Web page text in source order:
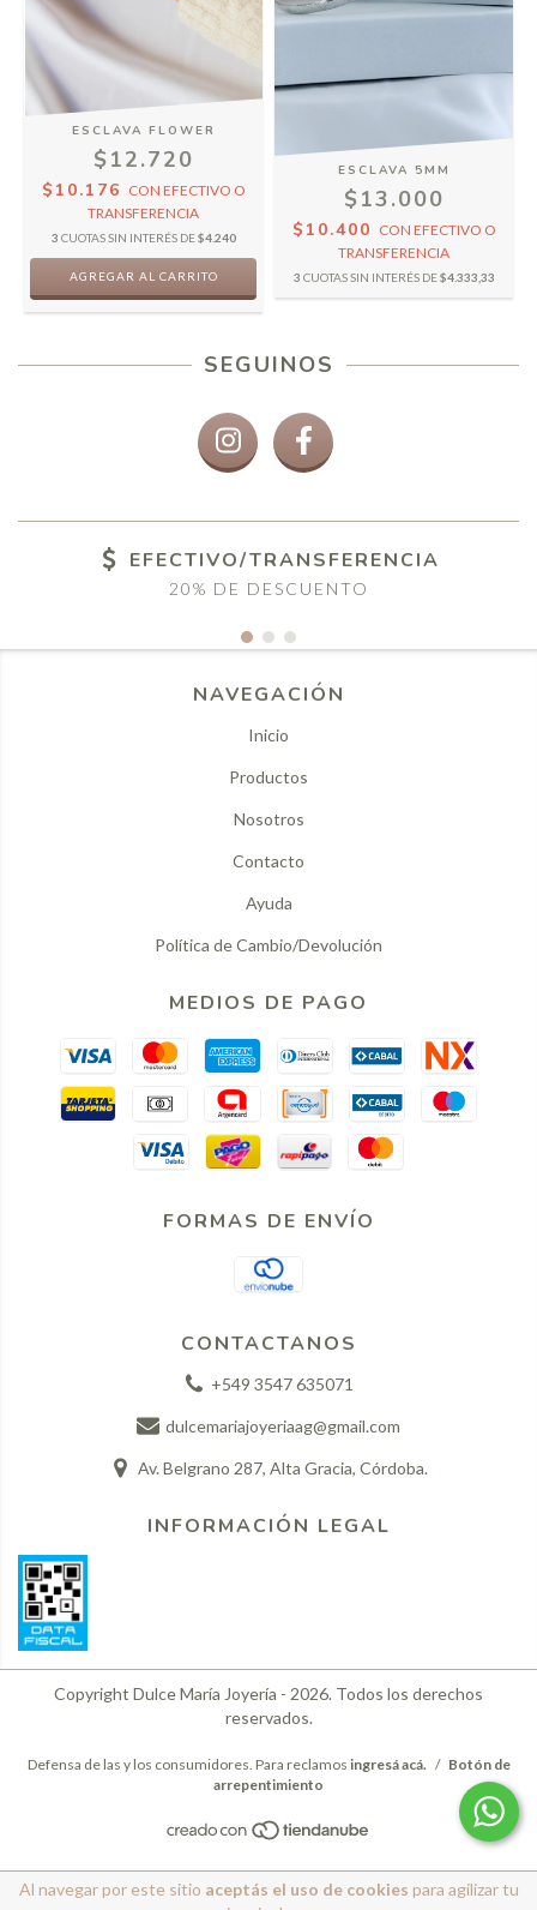
Al navegar por este sitio aceptás el uso de cookies para agilizar tu
ESCLAVA FLOWER
$12.720
$10.176 CON EFECTIVO O
TRANSFERENCIA
3 CUOTAS SIN INTERÉS DE$4.240
AGREGAR AL CARRITO
ESCLAVA 5MM
$13.000
$10.400 CON EFECTIVO O
TRANSFERENCIA
3 CUOTAS SIN INTERÉS DE$4.333,33
SEGUINOS
EFECTIVO/TRANSFERENCIA
20% DE DESCUENTO
NAVEGACIÓN
Inicio
Productos
Nosotros
Contacto
Ayuda
Política de Cambio/Devolución
MEDIOS DE PAGO
FORMAS DE ENVÍO
CONTACTANOS
+549 3547 635071
dulcemariajoyeriaag@gmail.com
Av. Belgrano 287, Alta Gracia, Córdoba.
INFORMACIÓN LEGAL
Copyright Dulce María Joyería - 2026. Todos los derechos
reservados.
Defensa de las y los consumidores. Para reclamos ingresá acá. / Botón de
arrepentimiento